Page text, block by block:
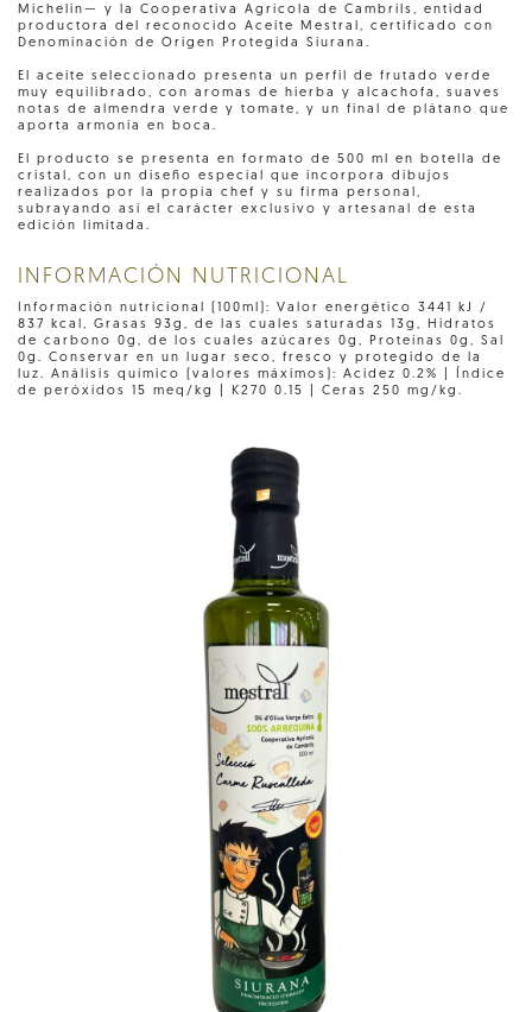
Michelin— y la Cooperativa Agrícola de Cambrils, entidad
productora del reconocido Aceite Mestral, certificado con
Denominación de Origen Protegida Siurana.
El aceite seleccionado presenta un perfil de frutado verde
muy equilibrado, con aromas de hierba y alcachofa, suaves
notas de almendra verde y tomate, y un final de plátano que
aporta armonía en boca.
El producto se presenta en formato de 500 ml en botella de
cristal, con un diseño especial que incorpora dibujos
realizados por la propia chef y su firma personal,
subrayando así el carácter exclusivo y artesanal de esta
edición limitada.
INFORMACIÓN NUTRICIONAL
Información nutricional (100ml): Valor energético 3441 kJ /
837 kcal, Grasas 93g, de las cuales saturadas 13g, Hidratos
de carbono 0g, de los cuales azúcares 0g, Proteínas 0g, Sal
0g. Conservar en un lugar seco, fresco y protegido de la
luz. Análisis químico (valores máximos): Acidez 0.2% | Índice
de peróxidos 15 meq/kg | K270 0.15 | Ceras 250 mg/kg.